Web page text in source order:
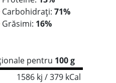
Carbohidrați: 71%
Grăsimi: 16%
pentru 100 g
1586 kj / 379 kCal